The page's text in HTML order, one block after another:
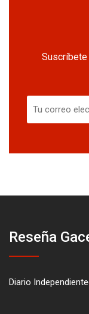
Suscríbete
Reseña
Diario